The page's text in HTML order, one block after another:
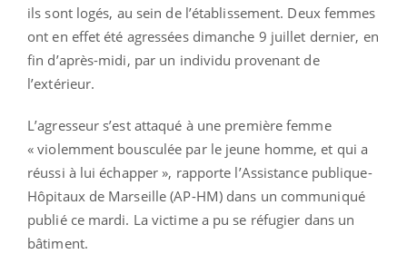
ils sont logés, au sein de l’établissement. Deux femmes
ont en effet été agressées dimanche 9 juillet dernier, en
fin d’après-midi, par un individu provenant de
l’extérieur.
L’agresseur s’est attaqué à une première femme
« violemment bousculée par le jeune homme, et qui a
réussi à lui échapper », rapporte l’Assistance publique-
Hôpitaux de Marseille (AP-HM) dans un communiqué
publié ce mardi. La victime a pu se réfugier dans un
bâtiment.